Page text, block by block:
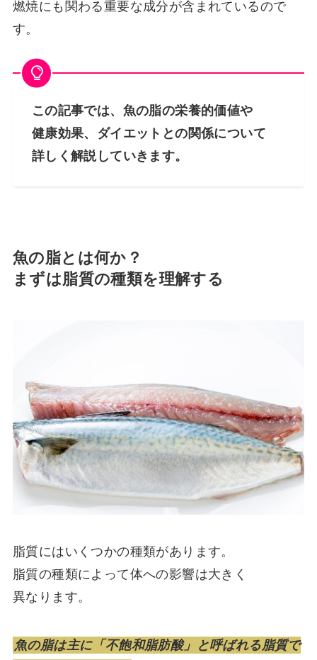
燃焼にも関わる重要な成分が含まれているので
す。
この記事では、魚の脂の栄養的価値や
健康効果、ダイエットとの関係について
詳しく解説していきます。
魚の脂とは何か？
まずは脂質の種類を理解する
脂質にはいくつかの種類があります。
脂質の種類によって体への影響は大きく
異なります。
魚の脂は主に「不飽和脂肪酸」と呼ばれる脂質で